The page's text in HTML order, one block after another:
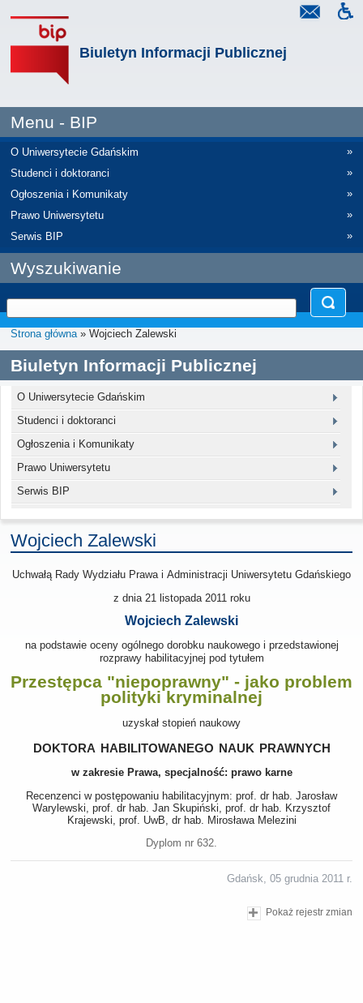
Biuletyn Informacji Publicznej
Menu - BIP
O Uniwersytecie Gdańskim
»
Studenci i doktoranci
»
Ogłoszenia i Komunikaty
»
Prawo Uniwersytetu
»
Serwis BIP
»
Wyszukiwanie
Strona główna» Wojciech Zalewski
Biuletyn Informacji Publicznej
O Uniwersytecie Gdańskim
Studenci i doktoranci
Ogłoszenia i Komunikaty
Prawo Uniwersytetu
Serwis BIP
Wojciech Zalewski
Uchwałą Rady Wydziału Prawa i Administracji Uniwersytetu Gdańskiego
z dnia 21 listopada 2011 roku
Wojciech Zalewski
na podstawie oceny ogólnego dorobku naukowego i przedstawionej
rozprawy habilitacyjnej pod tytułem
Przestępca "niepoprawny" - jako problem
polityki kryminalnej
uzyskał stopień naukowy
doktora habilitowanego nauk prawnych
w zakresie Prawa, specjalność: prawo karne
Recenzenci w postępowaniu habilitacyjnym: prof. dr hab. Jarosław
Warylewski, prof. dr hab. Jan Skupiński, prof. dr hab. Krzysztof
Krajewski, prof. UwB, dr hab. Mirosława Melezini
Dyplom nr 632.
Gdańsk, 05 grudnia 2011 r.
Pokaż rejestr zmian